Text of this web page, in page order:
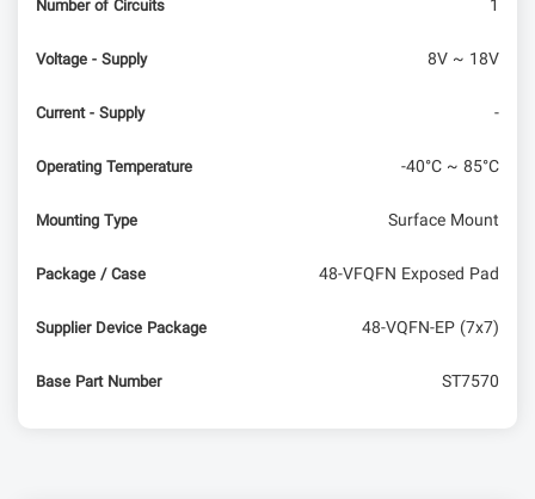
Number of Circuits 1
Voltage - Supply 8V ~ 18V
Current - Supply -
Operating Temperature -40°C ~ 85°C
Mounting Type Surface Mount
Package / Case 48-VFQFN Exposed Pad
Supplier Device Package 48-VQFN-EP (7x7)
Base Part Number ST7570